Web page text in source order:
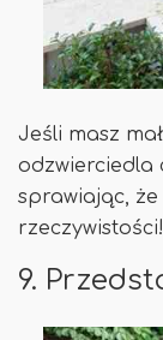
Jeśli masz
odzwierciedla
sprawiając, że
rzeczywistości!
9.